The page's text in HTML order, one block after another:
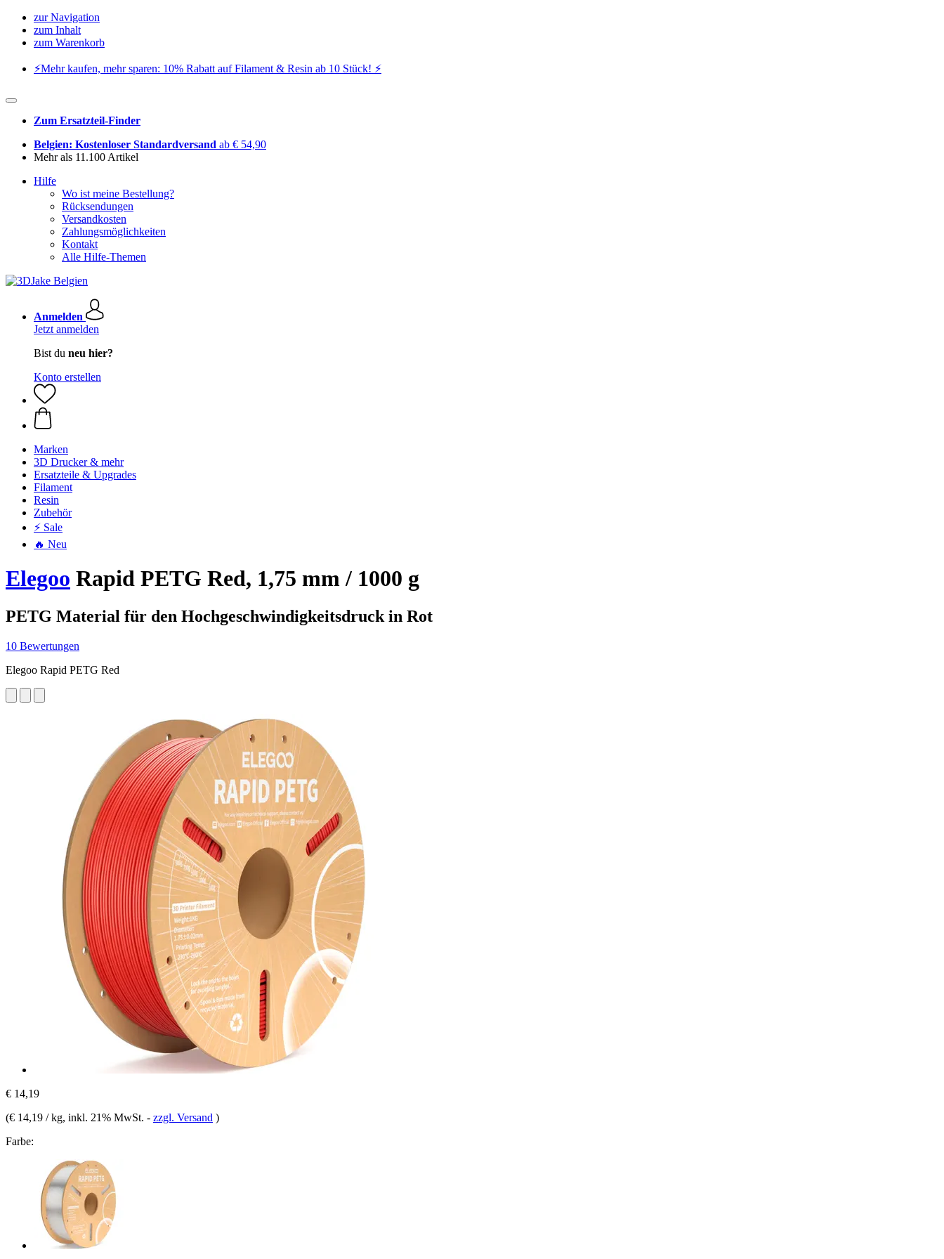
zur Navigation
zum Inhalt
zum Warenkorb
⚡️Mehr kaufen, mehr sparen: 10% Rabatt auf Filament & Resin ab 10 Stück! ⚡️
Zum Ersatzteil-Finder
Belgien: Kostenloser Standardversand ab € 54,90
Mehr als 11.100 Artikel
Hilfe
Wo ist meine Bestellung?
Rücksendungen
Versandkosten
Zahlungsmöglichkeiten
Kontakt
Alle Hilfe-Themen
Anmelden
Jetzt anmelden
Bist du neu hier?
Konto erstellen
Marken
3D Drucker & mehr
Ersatzteile & Upgrades
Filament
Resin
Zubehör
⚡ Sale
🔥 Neu
Elegoo Rapid PETG Red, 1,75 mm / 1000 g
PETG Material für den Hochgeschwindigkeitsdruck in Rot
10 Bewertungen
Elegoo Rapid PETG Red
€ 14,19
(€ 14,19 / kg, inkl. 21% MwSt. - zzgl. Versand )
Farbe: